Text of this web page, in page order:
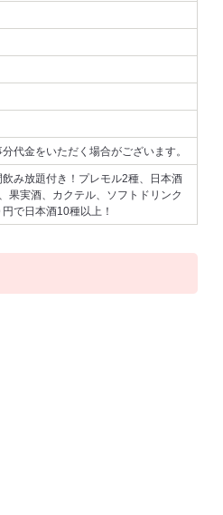
代金をいただく場合がございます。
み放題付き！プレモル2種、日本酒
果実酒、カクテル、ソフトドリンク
で日本酒10種以上！